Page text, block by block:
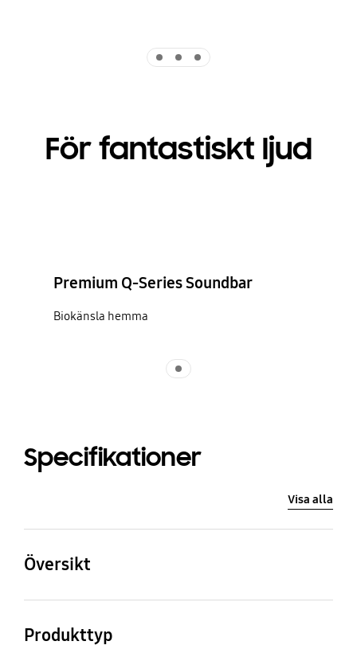
För fantastiskt ljud
Premium Q-Series Soundbar
Biokänsla hemma
Specifikationer
Visa alla
Översikt
4K (3,840 x 2,160)
Produkttyp